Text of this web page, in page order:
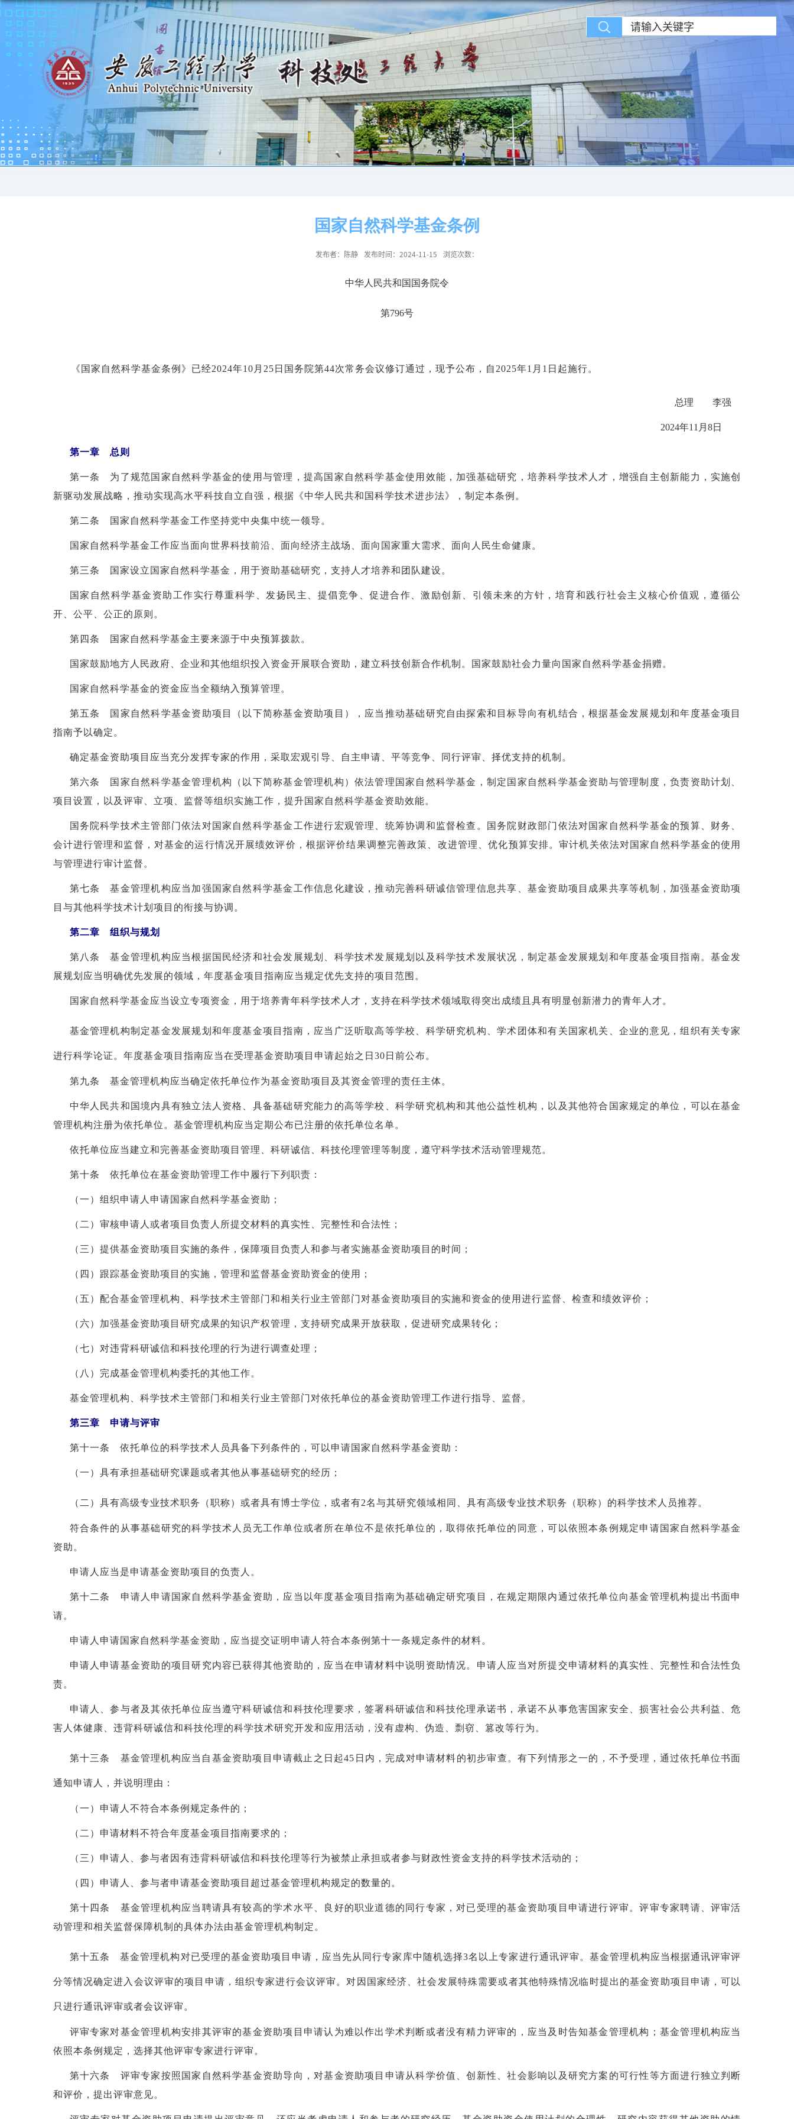
国家自然科学基金条例
发布者：陈静 发布时间：2024-11-15 浏览次数：
中华人民共和国国务院令
第796号
《国家自然科学基金条例》已经2024年10月25日国务院第44次常务会议修订通过，现予公布，自2025年1月1日起施行。
总理李强
2024年11月8日
第一章 总则
第一条 为了规范国家自然科学基金的使用与管理，提高国家自然科学基金使用效能，加强基础研究，培养科学技术人才，增强自主创新能力，实施创
新驱动发展战略，推动实现高水平科技自立自强，根据《中华人民共和国科学技术进步法》，制定本条例。
第二条 国家自然科学基金工作坚持党中央集中统一领导。
国家自然科学基金工作应当面向世界科技前沿、面向经济主战场、面向国家重大需求、面向人民生命健康。
第三条 国家设立国家自然科学基金，用于资助基础研究，支持人才培养和团队建设。
国家自然科学基金资助工作实行尊重科学、发扬民主、提倡竞争、促进合作、激励创新、引领未来的方针，培育和践行社会主义核心价值观，遵循公
开、公平、公正的原则。
第四条 国家自然科学基金主要来源于中央预算拨款。
国家鼓励地方人民政府、企业和其他组织投入资金开展联合资助，建立科技创新合作机制。国家鼓励社会力量向国家自然科学基金捐赠。
国家自然科学基金的资金应当全额纳入预算管理。
第五条 国家自然科学基金资助项目（以下简称基金资助项目），应当推动基础研究自由探索和目标导向有机结合，根据基金发展规划和年度基金项目
指南予以确定。
确定基金资助项目应当充分发挥专家的作用，采取宏观引导、自主申请、平等竞争、同行评审、择优支持的机制。
第六条 国家自然科学基金管理机构（以下简称基金管理机构）依法管理国家自然科学基金，制定国家自然科学基金资助与管理制度，负责资助计划、
项目设置，以及评审、立项、监督等组织实施工作，提升国家自然科学基金资助效能。
国务院科学技术主管部门依法对国家自然科学基金工作进行宏观管理、统筹协调和监督检查。国务院财政部门依法对国家自然科学基金的预算、财务、
会计进行管理和监督，对基金的运行情况开展绩效评价，根据评价结果调整完善政策、改进管理、优化预算安排。审计机关依法对国家自然科学基金的使用
与管理进行审计监督。
第七条 基金管理机构应当加强国家自然科学基金工作信息化建设，推动完善科研诚信管理信息共享、基金资助项目成果共享等机制，加强基金资助项
目与其他科学技术计划项目的衔接与协调。
第二章 组织与规划
第八条 基金管理机构应当根据国民经济和社会发展规划、科学技术发展规划以及科学技术发展状况，制定基金发展规划和年度基金项目指南。基金发
展规划应当明确优先发展的领域，年度基金项目指南应当规定优先支持的项目范围。
国家自然科学基金应当设立专项资金，用于培养青年科学技术人才，支持在科学技术领域取得突出成绩且具有明显创新潜力的青年人才。
基金管理机构制定基金发展规划和年度基金项目指南，应当广泛听取高等学校、科学研究机构、学术团体和有关国家机关、企业的意见，组织有关专家
进行科学论证。年度基金项目指南应当在受理基金资助项目申请起始之日 30日前公布。
第九条 基金管理机构应当确定依托单位作为基金资助项目及其资金管理的责任主体。
中华人民共和国境内具有独立法人资格、具备基础研究能力的高等学校、科学研究机构和其他公益性机构，以及其他符合国家规定的单位，可以在基金
管理机构注册为依托单位。基金管理机构应当定期公布已注册的依托单位名单。
依托单位应当建立和完善基金资助项目管理、科研诚信、科技伦理管理等制度，遵守科学技术活动管理规范。
第十条 依托单位在基金资助管理工作中履行下列职责：
（一）组织申请人申请国家自然科学基金资助；
（二）审核申请人或者项目负责人所提交材料的真实性、完整性和合法性；
（三）提供基金资助项目实施的条件，保障项目负责人和参与者实施基金资助项目的时间；
（四）跟踪基金资助项目的实施，管理和监督基金资助资金的使用；
（五）配合基金管理机构、科学技术主管部门和相关行业主管部门对基金资助项目的实施和资金的使用进行监督、检查和绩效评价；
（六）加强基金资助项目研究成果的知识产权管理，支持研究成果开放获取，促进研究成果转化；
（七）对违背科研诚信和科技伦理的行为进行调查处理；
（八）完成基金管理机构委托的其他工作。
基金管理机构、科学技术主管部门和相关行业主管部门对依托单位的基金资助管理工作进行指导、监督。
第三章 申请与评审
第十一条 依托单位的科学技术人员具备下列条件的，可以申请国家自然科学基金资助：
（一）具有承担基础研究课题或者其他从事基础研究的经历；
（二）具有高级专业技术职务（职称）或者具有博士学位，或者有2名与其研究领域相同、具有高级专业技术职务（职称）的科学技术人员推荐。
符合条件的从事基础研究的科学技术人员无工作单位或者所在单位不是依托单位的，取得依托单位的同意，可以依照本条例规定申请国家自然科学基金
资助。
申请人应当是申请基金资助项目的负责人。
第十二条 申请人申请国家自然科学基金资助，应当以年度基金项目指南为基础确定研究项目，在规定期限内通过依托单位向基金管理机构提出书面申
请。
申请人申请国家自然科学基金资助，应当提交证明申请人符合本条例第十一条规定条件的材料。
申请人申请基金资助的项目研究内容已获得其他资助的，应当在申请材料中说明资助情况。申请人应当对所提交申请材料的真实性、完整性和合法性负
责。
申请人、参与者及其依托单位应当遵守科研诚信和科技伦理要求，签署科研诚信和科技伦理承诺书，承诺不从事危害国家安全、损害社会公共利益、危
害人体健康、违背科研诚信和科技伦理的科学技术研究开发和应用活动，没有虚构、伪造、剽窃、篡改等行为。
第十三条 基金管理机构应当自基金资助项目申请截止之日起45日内，完成对申请材料的初步审查。有下列情形之一的，不予受理，通过依托单位书面
通知申请人，并说明理由：
（一）申请人不符合本条例规定条件的；
（二）申请材料不符合年度基金项目指南要求的；
（三）申请人、参与者因有违背科研诚信和科技伦理等行为被禁止承担或者参与财政性资金支持的科学技术活动的；
（四）申请人、参与者申请基金资助项目超过基金管理机构规定的数量的。
第十四条 基金管理机构应当聘请具有较高的学术水平、良好的职业道德的同行专家，对已受理的基金资助项目申请进行评审。评审专家聘请、评审活
动管理和相关监督保障机制的具体办法由基金管理机构制定。
第十五条 基金管理机构对已受理的基金资助项目申请，应当先从同行专家库中随机选择3名以上专家进行通讯评审。基金管理机构应当根据通讯评审评
分等情况确定进入会议评审的项目申请，组织专家进行会议评审。对因国家经济、社会发展特殊需要或者其他特殊情况临时提出的基金资助项目申请，可以
只进行通讯评审或者会议评审。
评审专家对基金管理机构安排其评审的基金资助项目申请认为难以作出学术判断或者没有精力评审的，应当及时告知基金管理机构；基金管理机构应当
依照本条例规定，选择其他评审专家进行评审。
第十六条 评审专家按照国家自然科学基金资助导向，对基金资助项目申请从科学价值、创新性、社会影响以及研究方案的可行性等方面进行独立判断
和评价，提出评审意见。